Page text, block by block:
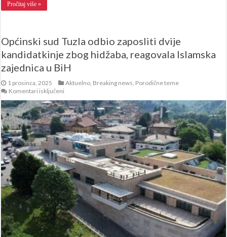
Pročitaj više »
Općinski sud Tuzla odbio zaposliti dvije
kandidatkinje zbog hidžaba, reagovala Islamska
zajednica u BiH
1 prosinca, 2025 Aktuelno Breaking news Porodične teme
Komentari isključeni
sud
Tuzla
odbio
zaposliti
dvije
kandidatkinje
zbog
hidžaba,
reagovala
Islamska
zajednica
u
BiH